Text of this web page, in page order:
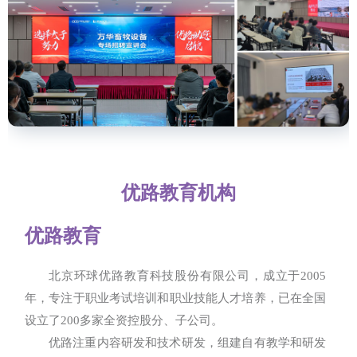
优路教育机构
优路教育
北京环球优路教育科技股份有限公司，成立于2005
年，专注于职业考试培训和职业技能人才培养，已在全国
设立了200多家全资控股分、子公司。
优路注重内容研发和技术研发，组建自有教学和研发